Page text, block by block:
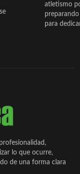
atletismo
para
lo que ocurre,
de una forma clara